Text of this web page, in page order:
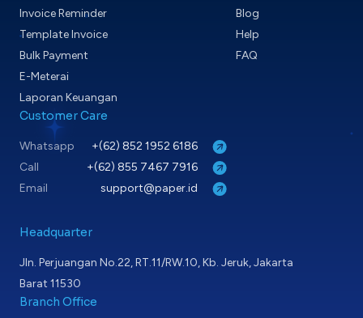
Invoice Reminder
Template Invoice
Bulk Payment
E-Meterai
Laporan Keuangan
Blog
Help
FAQ
Customer Care
Whatsapp
+(62) 852 1952 6186
Call
+(62) 855 7467 7916
Email
support@paper.id
Headquarter
Jln. Perjuangan No.22, RT.11/RW.10, Kb. Jeruk, Jakarta
Barat 11530
Branch Office